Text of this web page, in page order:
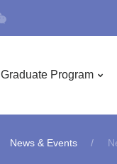
Graduate Program
News & Events